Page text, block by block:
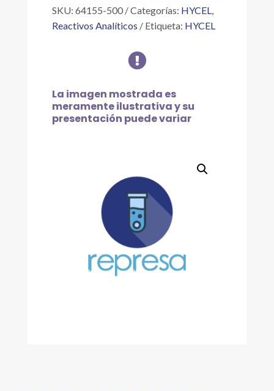
P/V
500ML
SKU: 64155-500 Categorías: HYCEL,
Reactivos Analíticos
Etiqueta: HYCEL

La imagen mostrada es
meramente ilustrativa y su
presentación puede variar